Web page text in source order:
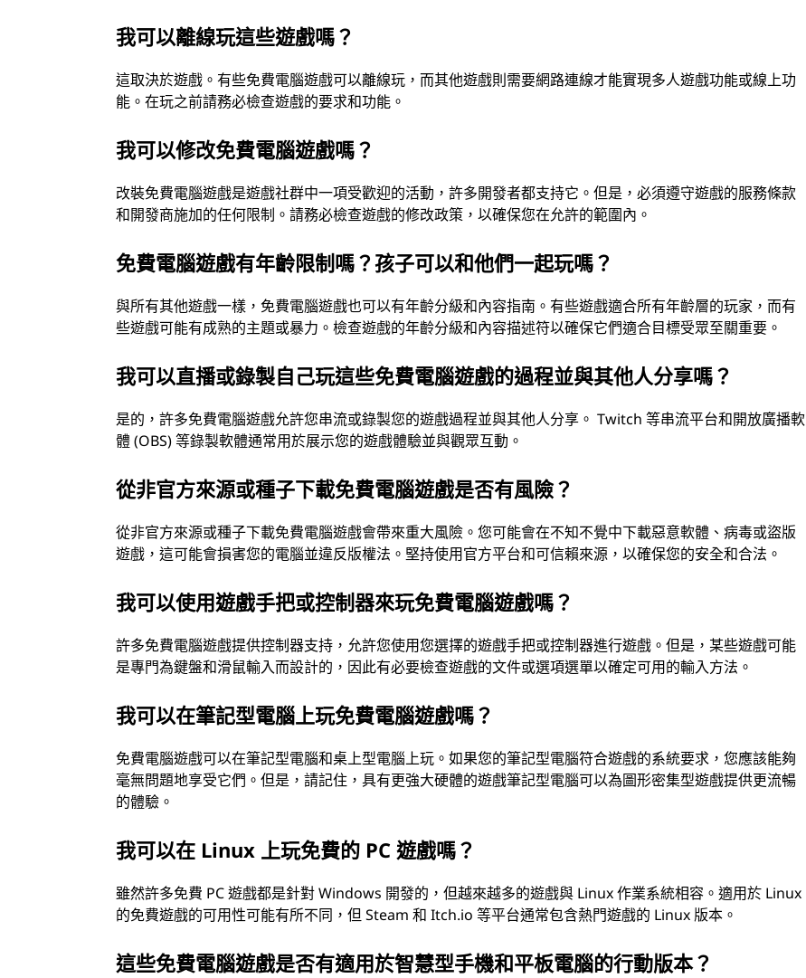
我可以離線玩這些遊戲嗎？
這取決於遊戲。有些免費電腦遊戲可以離線玩，而其他遊戲則需要網路連線才能實現多人遊戲功能或線上功
能。在玩之前請務必檢查遊戲的要求和功能。
我可以修改免費電腦遊戲嗎？
改裝免費電腦遊戲是遊戲社群中一項受歡迎的活動，許多開發者都支持它。但是，必須遵守遊戲的服務條款
和開發商施加的任何限制。請務必檢查遊戲的修改政策，以確保您在允許的範圍內。
免費電腦遊戲有年齡限制嗎？孩子可以和他們一起玩嗎？
與所有其他遊戲一樣，免費電腦遊戲也可以有年齡分級和內容指南。有些遊戲適合所有年齡層的玩家，而有
些遊戲可能有成熟的主題或暴力。檢查遊戲的年齡分級和內容描述符以確保它們適合目標受眾至關重要。
我可以直播或錄製自己玩這些免費電腦遊戲的過程並與其他人分享嗎？
是的，許多免費電腦遊戲允許您串流或錄製您的遊戲過程並與其他人分享。 Twitch 等串流平台和開放廣播軟
體 (OBS) 等錄製軟體通常用於展示您的遊戲體驗並與觀眾互動。
從非官方來源或種子下載免費電腦遊戲是否有風險？
從非官方來源或種子下載免費電腦遊戲會帶來重大風險。您可能會在不知不覺中下載惡意軟體、病毒或盜版
遊戲，這可能會損害您的電腦並違反版權法。堅持使用官方平台和可信賴來源，以確保您的安全和合法。
我可以使用遊戲手把或控制器來玩免費電腦遊戲嗎？
許多免費電腦遊戲提供控制器支持，允許您使用您選擇的遊戲手把或控制器進行遊戲。但是，某些遊戲可能
是專門為鍵盤和滑鼠輸入而設計的，因此有必要檢查遊戲的文件或選項選單以確定可用的輸入方法。
我可以在筆記型電腦上玩免費電腦遊戲嗎？
免費電腦遊戲可以在筆記型電腦和桌上型電腦上玩。如果您的筆記型電腦符合遊戲的系統要求，您應該能夠
毫無問題地享受它們。但是，請記住，具有更強大硬體的遊戲筆記型電腦可以為圖形密集型遊戲提供更流暢
的體驗。
我可以在 Linux 上玩免費的 PC 遊戲嗎？
雖然許多免費 PC 遊戲都是針對 Windows 開發的，但越來越多的遊戲與 Linux 作業系統相容。適用於 Linux
的免費遊戲的可用性可能有所不同，但 Steam 和 Itch.io 等平台通常包含熱門遊戲的 Linux 版本。
這些免費電腦遊戲是否有適用於智慧型手機和平板電腦的行動版本？